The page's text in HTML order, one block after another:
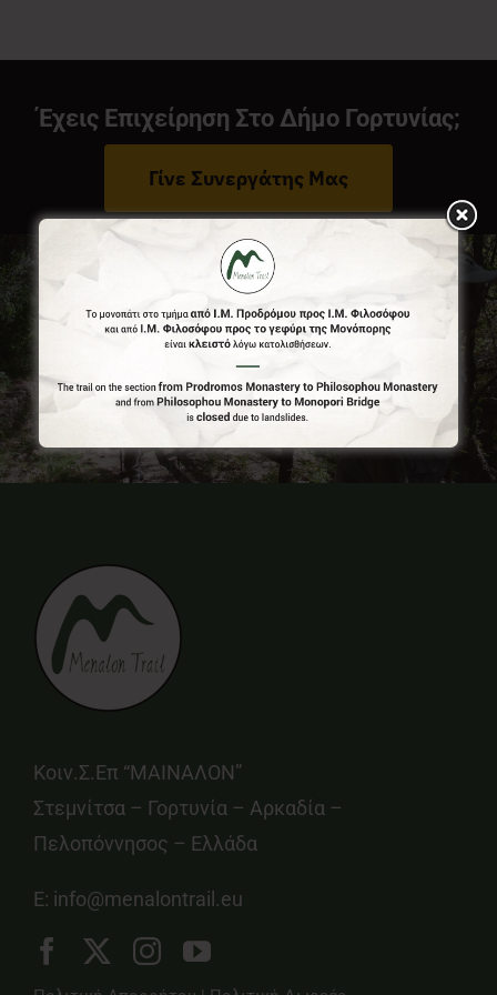
Νέα
Επικοινωνία
Έχεις Επιχείρηση Στο Δήμο Γορτυνίας;
Γίνε Συνεργάτης Μας
Κοιν.Σ.Επ “ΜΑΙΝΑΛΟΝ”
Στεμνίτσα – Γορτυνία – Αρκαδία –
Πελοπόννησος – Ελλάδα
E: info@menalontrail.eu